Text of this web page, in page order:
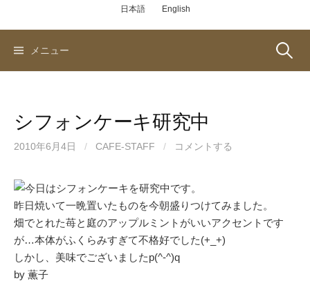
日本語 English
メニュー 検
シフォンケーキ研究中
2010年6月4日 / CAFE-STAFF / コメントする
今日はシフォンケーキを研究中です。
昨日焼いて一晩置いたものを今朝盛りつけてみました。
畑でとれた苺と庭のアップルミントがいいアクセントです
が…本体がふくらみすぎて不格好でした(+_+)
しかし、美味でございましたp(^-^)q
by 薫子